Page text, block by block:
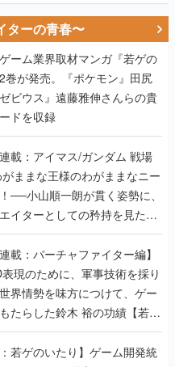
ターの青春〜
ーム業界取材マンガ『若ゲの
巻が発売。『ポケモン』田尻
ビウス』遠藤雅伸さんらの貴
ドを収録
載：アイマス/ガンダム 戦場
ままな王様のわがままなニー
──小山順一朗が貫く姿勢に、
イターとしての矜持を見た
り最終回】
載：バーチャファイター編】
表現のために、軍事技術を採り
界情勢を味方につけて、ゲー
たらした鈴木 裕の功績【若ゲ
：若ゲのいたり】ゲーム開発統